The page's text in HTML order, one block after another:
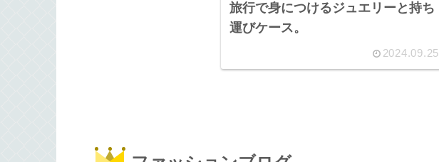
旅行で身につけるジュエリーと持ち
運びケース。
2024.09.25